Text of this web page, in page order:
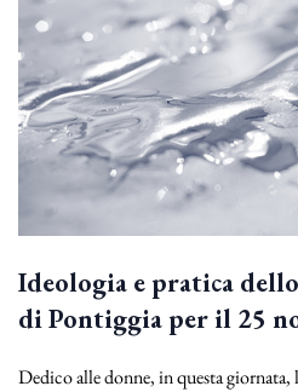
Ideologia e pratica
di Pontiggia per il 25
Dedico alle donne, in questa